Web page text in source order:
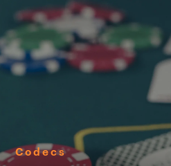
Codecs